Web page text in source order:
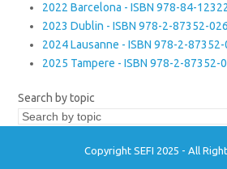
2022 Barcelona - ISBN 978-84-
2023 Dublin - ISBN 978-2-87352-
2024 Lausanne - ISBN 978-2-
2025 Tampere - ISBN 978-2-87352-
Search by topic
Copyright SEFI 2025 - All